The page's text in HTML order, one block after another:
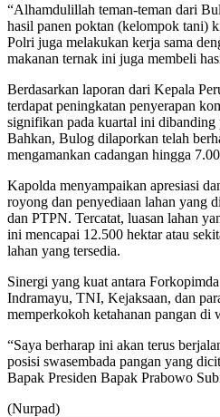
“Alhamdulillah teman-teman dari
hasil panen poktan (kelompok tani)
Polri juga melakukan kerja sama
makanan ternak ini juga membeli
Berdasarkan laporan dari Kepala
terdapat peningkatan penyerapan
signifikan pada kuartal ini dibanding
Bahkan, Bulog dilaporkan telah
mengamankan cadangan hingga
Kapolda menyampaikan apresiasi
royong dan penyediaan lahan yang
dan PTPN. Tercatat, luasan lahan
ini mencapai 12.500 hektar atau
lahan yang tersedia.
Sinergi yang kuat antara
Indramayu, TNI, Kejaksaan, dan
memperkokoh ketahanan pangan di
“Saya berharap ini akan terus
posisi swasembada pangan yang
Bapak Presiden Bapak Prabowo
(Nurpad)